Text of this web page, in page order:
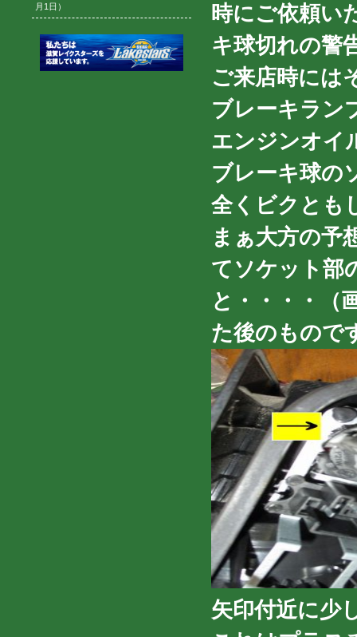
月1日）
時にご依頼い
キ球切れの警
ご来店時には
ブレーキラン
エンジンオイ
ブレーキ球の
全くビクとも
まぁ大方の予
てソケット部
と・・・・（
た後のもので
矢印付近に少